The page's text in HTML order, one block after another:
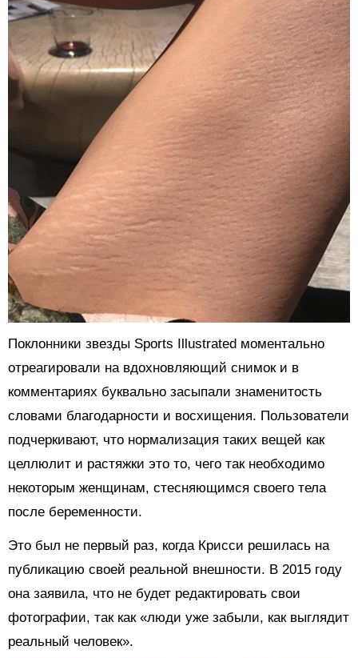
Поклонники звезды Sports Illustrated моментально
отреагировали на вдохновляющий снимок и в
комментариях буквально засыпали знаменитость
словами благодарности и восхищения. Пользователи
подчеркивают, что нормализация таких вещей как
целлюлит и растяжки это то, чего так необходимо
некоторым женщинам, стесняющимся своего тела
после беременности.
Это был не первый раз, когда Крисси решилась на
публикацию своей реальной внешности. В 2015 году
она заявила, что не будет редактировать свои
фотографии, так как «люди уже забыли, как выглядит
реальный человек».